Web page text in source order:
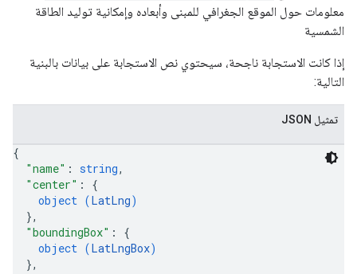
معلومات حول الموقع الجغرافي للمبنى وأبعاده وإمكانية توليد الطاقة
الشمسية
إذا كانت الاستجابة ناجحة، سيحتوي نص الاستجابة على بيانات بالبنية
التالية:
تمثيل JSON
{
"name" : string,
"center" : {
object (LatLng)
},
"boundingBox" : {
object (LatLngBox)
},